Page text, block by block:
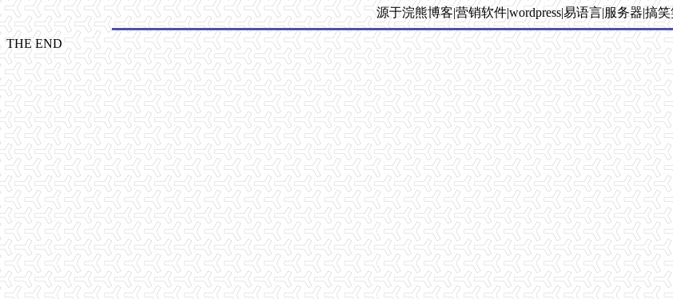
源于浣熊博客|营销软件|wordpress|易语言|服务器|搞笑
THE END